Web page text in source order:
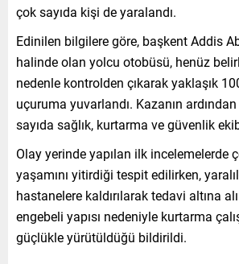
çok sayıda kişi de yaralandı.
Edinilen bilgilere göre, başkent Addis
halinde olan yolcu otobüsü, henüz
nedenle kontrolden çıkarak yaklaşık
uçuruma yuvarlandı. Kazanın
sayıda sağlık, kurtarma ve güvenlik
Olay yerinde yapılan ilk incelemelerde
yaşamını yitirdiği tespit edilirken,
hastanelere kaldırılarak tedavi altına
engebeli yapısı nedeniyle kurtarma
güçlükle yürütüldüğü bildirildi.